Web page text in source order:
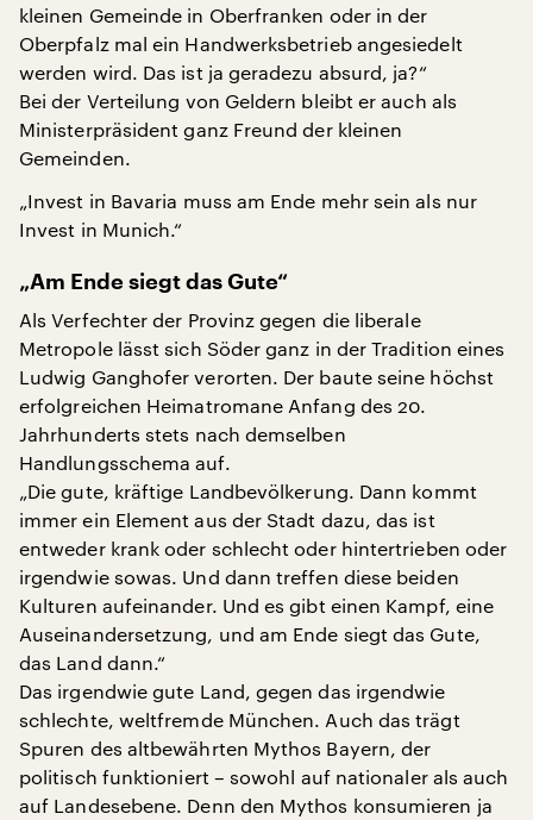
kleinen Gemeinde in Oberfranken oder in der
Oberpfalz mal ein Handwerksbetrieb angesiedelt
werden wird. Das ist ja geradezu absurd, ja?“
Bei der Verteilung von Geldern bleibt er auch als
Ministerpräsident ganz Freund der kleinen
Gemeinden.
„Invest in Bavaria muss am Ende mehr sein als nur
Invest in Munich.“
„Am Ende siegt das Gute“
Als Verfechter der Provinz gegen die liberale
Metropole lässt sich Söder ganz in der Tradition eines
Ludwig Ganghofer verorten. Der baute seine höchst
erfolgreichen Heimatromane Anfang des 20.
Jahrhunderts stets nach demselben
Handlungsschema auf.
„Die gute, kräftige Landbevölkerung. Dann kommt
immer ein Element aus der Stadt dazu, das ist
entweder krank oder schlecht oder hintertrieben oder
irgendwie sowas. Und dann treffen diese beiden
Kulturen aufeinander. Und es gibt einen Kampf, eine
Auseinandersetzung, und am Ende siegt das Gute,
das Land dann.“
Das irgendwie gute Land, gegen das irgendwie
schlechte, weltfremde München. Auch das trägt
Spuren des altbewährten Mythos Bayern, der
politisch funktioniert – sowohl auf nationaler als auch
auf Landesebene. Denn den Mythos konsumieren ja